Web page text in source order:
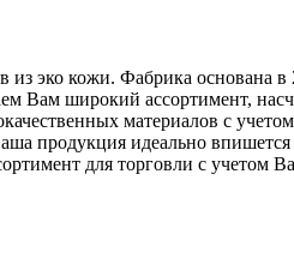
эко кожи. Фабрика основана
Вам широкий ассортимент,
материалов с
продукция идеально
для торговли с учетом